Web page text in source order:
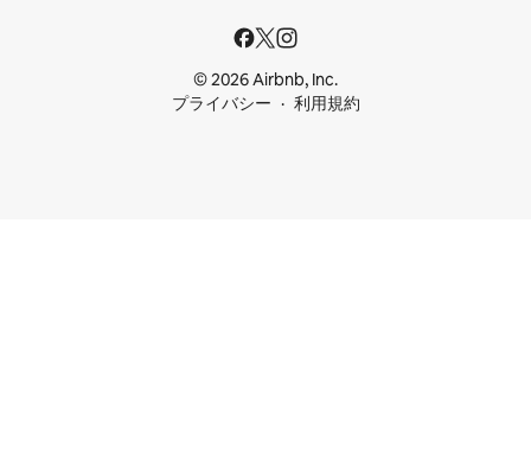
© 2026 Airbnb, Inc.
プライバシー
利用規約